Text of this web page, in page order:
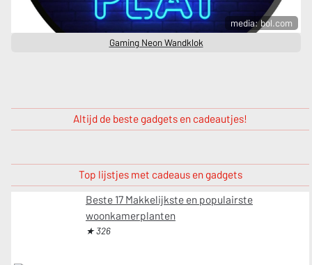
media: bol.com
Gaming Neon Wandklok
Altijd de beste gadgets en cadeautjes!
Top lijstjes met cadeaus en gadgets
Beste 17 Makkelijkste en populairste
woonkamerplanten
★ 326